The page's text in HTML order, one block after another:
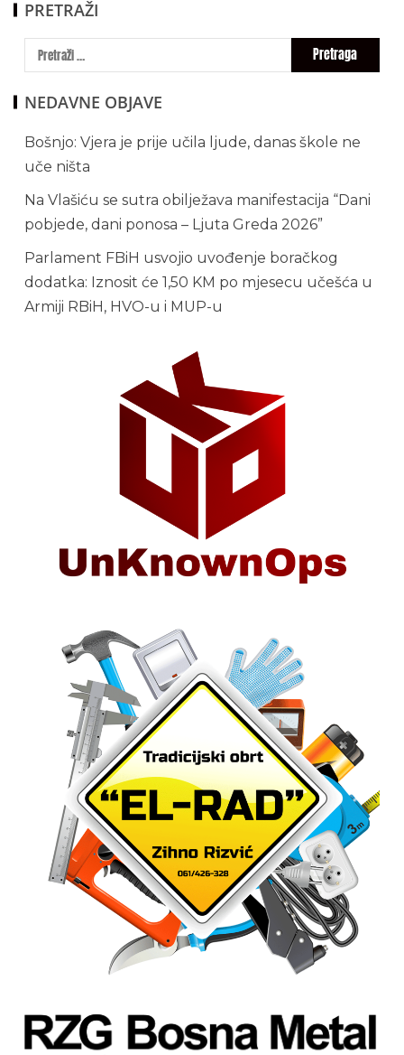
PRETRAŽI
NEDAVNE OBJAVE
Bošnjo: Vjera je prije učila ljude, danas škole ne
uče ništa
Na Vlašiću se sutra obilježava manifestacija “Dani
pobjede, dani ponosa – Ljuta Greda 2026”
Parlament FBiH usvojio uvođenje boračkog
dodatka: Iznosit će 1,50 KM po mjesecu učešća u
Armiji RBiH, HVO-u i MUP-u